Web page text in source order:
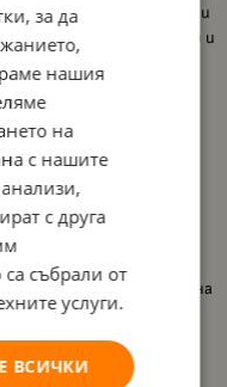
за разнообразни
чрез игра, творчество и
които се
6 страни
и
и символи
създаването на
умения
на английски език
изграждането на
към езика;
, която предлага
за целенасочено и
за да
нашия
на
с нашите
с друга
събрали от
услуги.
ВСИЧКИ